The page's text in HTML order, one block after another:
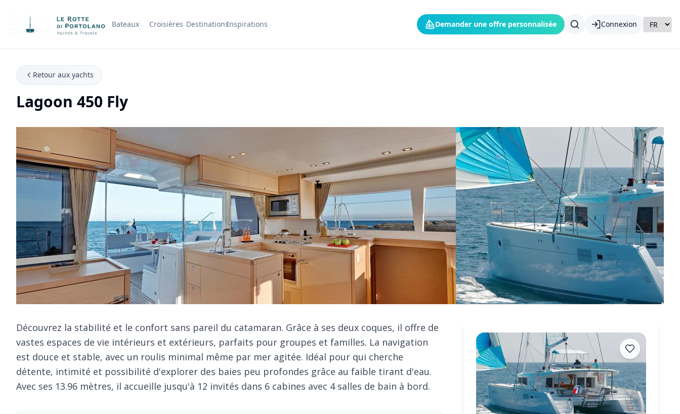
Nom de l'entreprise Bateaux Croisières DestinationsInspirations Demander une offre personnalisée Connexion
Retour aux yachts
Lagoon 450 Fly
Découvrez la stabilité et le confort sans pareil du catamaran. Grâce à ses deux coques, il offre de
vastes espaces de vie intérieurs et extérieurs, parfaits pour groupes et familles. La navigation
est douce et stable, avec un roulis minimal même par mer agitée. Idéal pour qui cherche
détente, intimité et possibilité d'explorer des baies peu profondes grâce au faible tirant d'eau.
Avec ses 13.96 mètres, il accueille jusqu'à 12 invités dans 6 cabines avec 4 salles de bain à bord.